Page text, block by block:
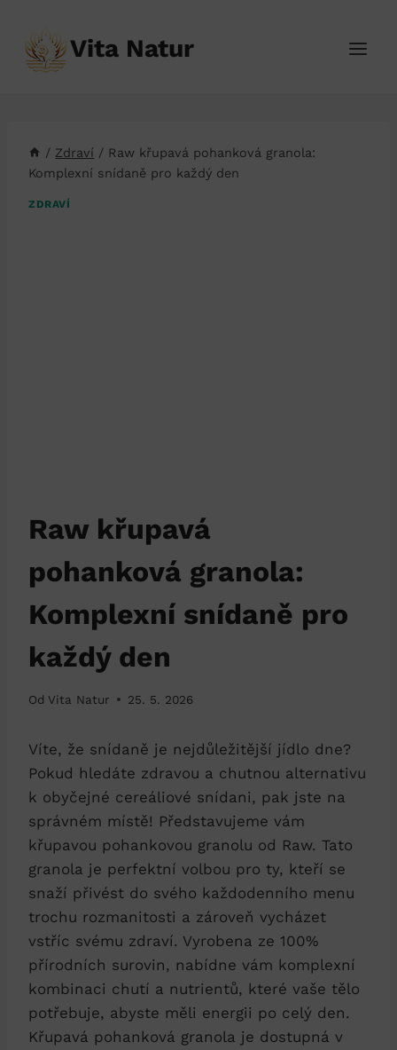
obsah
Vita Natur
/ Zdraví / Raw křupavá pohanková granola:
Komplexní snídaně pro každý den
ZDRAVÍ
Raw křupavá
pohanková granola:
Komplexní snídaně pro
každý den
Od Vita Natur 25. 5. 2026
Víte, že snídaně je nejdůležitější jídlo dne?
Pokud hledáte zdravou a chutnou alternativu
k obyčejné cereáliové snídani, pak jste na
správném místě! Představujeme vám
křupavou pohankovou granolu od Raw. Tato
granola je perfektní volbou pro ty, kteří se
snaží přivést do svého každodenního menu
trochu rozmanitosti a zároveň vycházet
vstříc svému zdraví. Vyrobena ze 100%
přírodních surovin, nabídne vám komplexní
kombinaci chutí a nutrientů, které vaše tělo
potřebuje, abyste měli energii po celý den.
Křupavá pohanková granola je dostupná v